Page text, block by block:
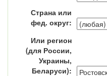
Страна или
фед. округ:
Или регион
(для России,
Украины,
Беларуси):